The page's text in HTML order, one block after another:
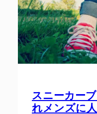
スニーカー
れメンズに